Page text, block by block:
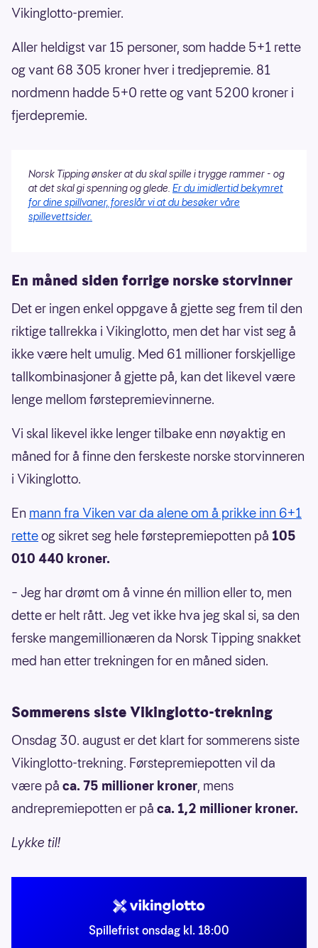
Vikinglotto-premier.
Aller heldigst var 15 personer, som hadde 5+1 rette
og vant 68 305 kroner hver i tredjepremie. 81
nordmenn hadde 5+0 rette og vant 5200 kroner i
fjerdepremie.
Norsk Tipping ønsker at du skal spille i trygge rammer - og
at det skal gi spenning og glede. Er du imidlertid bekymret
for dine spillvaner, foreslår vi at du besøker våre
spillevettsider.
En måned siden forrige norske storvinner
Det er ingen enkel oppgave å gjette seg frem til den
riktige tallrekka i Vikinglotto, men det har vist seg å
ikke være helt umulig. Med 61 millioner forskjellige
tallkombinasjoner å gjette på, kan det likevel være
lenge mellom førstepremievinnerne.
Vi skal likevel ikke lenger tilbake enn nøyaktig en
måned for å finne den ferskeste norske storvinneren
i Vikinglotto.
En mann fra Viken var da alene om å prikke inn 6+1
retteog sikret seg hele førstepremiepotten på 105
010 440 kroner.
– Jeg har drømt om å vinne én million eller to, men
dette er helt rått. Jeg vet ikke hva jeg skal si, sa den
ferske mangemillionæren da Norsk Tipping snakket
med han etter trekningen for en måned siden.
Sommerens siste Vikinglotto-trekning
Onsdag 30. august er det klart for sommerens siste
Vikinglotto-trekning. Førstepremiepotten vil da
være på ca. 75 millioner kroner, mens
andrepremiepotten er på ca. 1,2 millioner kroner.
Lykke til!
Spillefrist onsdag kl. 18:00